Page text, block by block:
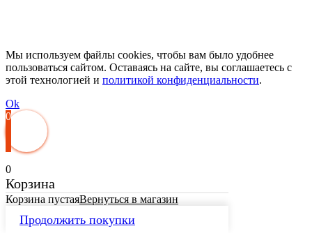
Мы используем файлы cookies, чтобы вам было удобнее
пользоваться сайтом. Оставаясь на сайте, вы соглашаетесь с
этой технологией и политикой конфиденциальности.
Ok
0
0
Корзина
Корзина пустаяВернуться в магазин
Продолжить покупки